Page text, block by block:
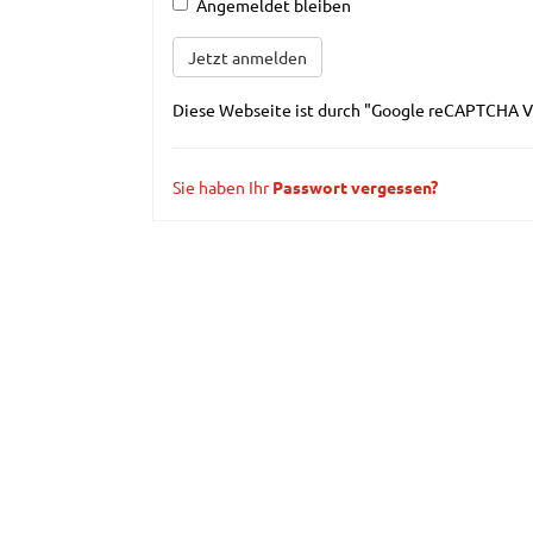
Angemeldet bleiben
Diese Webseite ist durch "Google reCAPTCHA
Sie haben IhrPasswort vergessen?